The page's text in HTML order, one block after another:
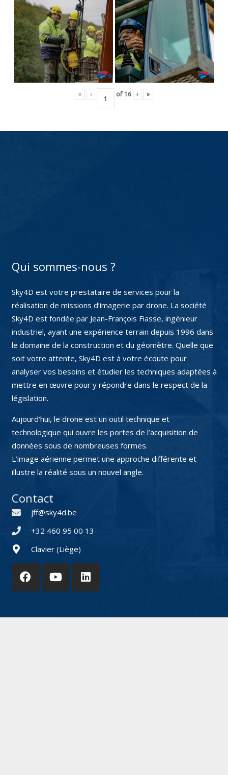
« ‹ of 16 › »
Qui sommes-nous ?
Sky4D est votre prestataire de services pour la
réalisation de missions d’imagerie par drone. La société
Sky4D est fondée par Jean-François Fiasse, ingénieur
industriel, ayant une expérience terrain depuis 1996 dans
le domaine de la construction et du géomètre. Quelle que
soit votre attente, Sky4D est à votre écoute pour
analyser vos besoins et étudier les techniques adaptées à
mettre en œuvre pour y répondre dans le respect de la
législation.
Aujourd’hui, le drone est un outil technique et
technologique qui ouvre les portes de l’acquisition de
données sous de nombreuses formes.
L’image aérienne permet une approche différente et
illustre la réalité sous un nouvel angle.
Contact
jff@sky4d.be
+32 460 95 00 13
Clavier (Liège)